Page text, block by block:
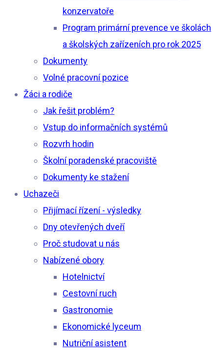
konzervatoře
Program primární prevence ve školách
a školských zařízeních pro rok 2025
Dokumenty
Volné pracovní pozice
Žáci a rodiče
Jak řešit problém?
Vstup do informačních systémů
Rozvrh hodin
Školní poradenské pracoviště
Dokumenty ke stažení
Uchazeči
Přijímací řízení - výsledky
Dny otevřených dveří
Proč studovat u nás
Nabízené obory
Hotelnictví
Cestovní ruch
Gastronomie
Ekonomické lyceum
Nutriční asistent